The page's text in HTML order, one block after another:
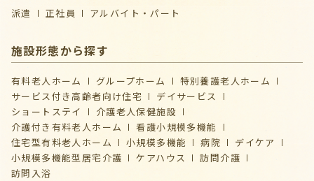
派遣 正社員 アルバイト・パート
施設形態から探す
有料老人ホーム グループホーム
特別養護老人ホーム
サービス付き高齢者向け住宅
デイサービス
ショートステイ
介護⽼⼈保健施設
介護付き有料老人ホーム
看護小規模多機能
住宅型有料老人ホーム
小規模多機能 病院
デイケア
⼩規模多機能型居宅介護
ケアハウス
訪問介護
訪問入浴